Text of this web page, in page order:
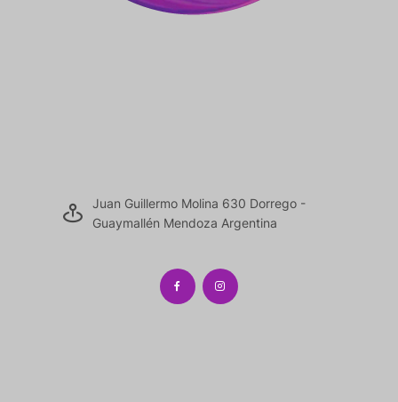
Juan Guillermo Molina 630 Dorrego -
Guaymallén Mendoza Argentina